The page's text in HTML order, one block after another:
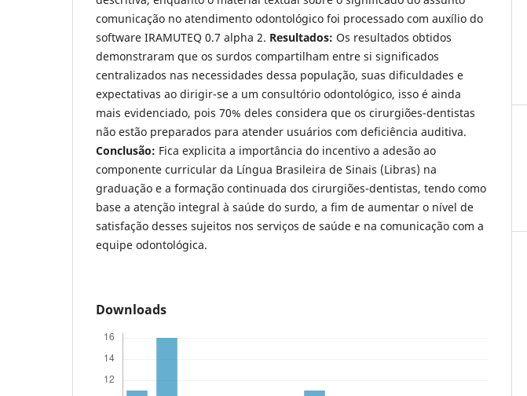
comunicação no atendimento odontológico foi processado com auxílio do
software IRAMUTEQ 0.7 alpha 2. Resultados: Os resultados obtidos
demonstraram que os surdos compartilham entre si significados
centralizados nas necessidades dessa população, suas dificuldades e
expectativas ao dirigir-se a um consultório odontológico, isso é ainda
mais evidenciado, pois 70% deles considera que os cirurgiões-dentistas
não estão preparados para atender usuários com deficiência auditiva.
Conclusão: Fica explicita a importância do incentivo a adesão ao
componente curricular da Língua Brasileira de Sinais (Libras) na
graduação e a formação continuada dos cirurgiões-dentistas, tendo como
base a atenção integral à saúde do surdo, a fim de aumentar o nível de
satisfação desses sujeitos nos serviços de saúde e na comunicação com a
equipe odontológica.
Downloads